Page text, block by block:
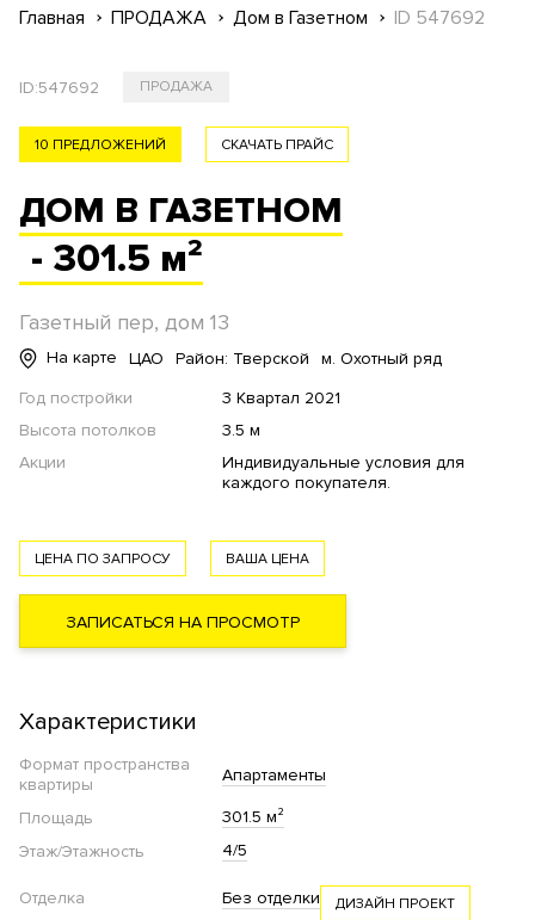
Главная ПРОДАЖА Дом в Газетном ID 547692
ID:547692 ПРОДАЖА
СКАЧАТЬ ПРАЙС
10 ПРЕДЛОЖЕНИЙ
ДОМ В ГАЗЕТНОМ
- 301.5 м²
Газетный пер, дом 13
На карте ЦАО Район: Тверской
м. Охотный ряд
Год постройки
3 Квартал 2021
Высота потолков
3.5 м
Акции
Индивидуальные условия для
каждого покупателя.
ЦЕНА ПО ЗАПРОСУ ВАША ЦЕНА
ЗАПИСАТЬСЯ НА ПРОСМОТР
Характеристики
Формат пространства
квартиры
Апартаменты
Площадь
301.5 м²
Этаж/Этажность
4/5
Отделка Без отделки ДИЗАЙН ПРОЕКТ